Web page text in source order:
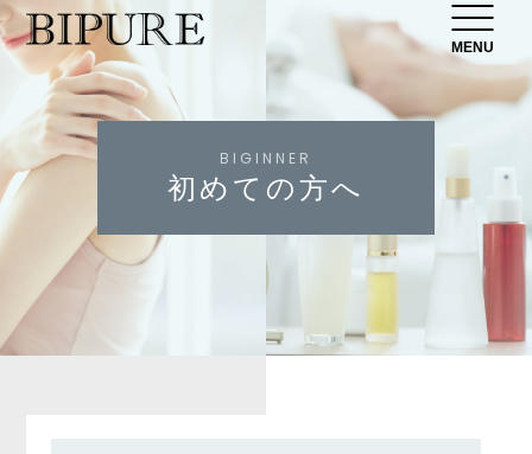
MENU
BIGINNER
初めての方へ